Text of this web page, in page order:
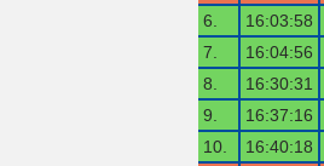
6.
16:03:58
7.
16:04:56
8.
16:30:31
9.
16:37:16
10.
16:40:18